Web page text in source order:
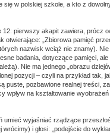
w polskiej szkole, a kto z
pierwszy akapit zawiera, prócz
„Zbiorowa pamięć
nazwisk wciąż nie znamy). Nie
badania, dotyczące pamięci,
Nie ma jednego „obrazu
pozycji – czyli na przykład tak,
puste, pozbawione realnej treści,
na kształtowanie
wyjaśniać rządzące
i głosi: „podejście do